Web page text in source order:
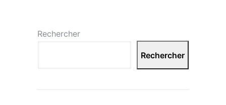
Rechercher
Rechercher